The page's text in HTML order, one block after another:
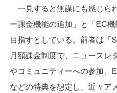
一見すると無謀にも感じら
ー課金機能の追加」と「EC
目指すとしている。前者は「
月額課金制度で、ニュースレ
やコミュニティーへの参加、
などの特典を想定し、近々ア